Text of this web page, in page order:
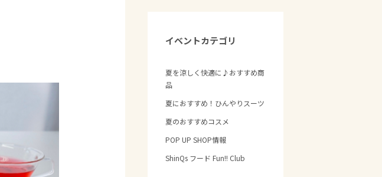
イベントカテゴリ
夏を涼しく快適に♪おすすめ商
品
夏におすすめ！ひんやりスーツ
夏のおすすめコスメ
POP UP SHOP情報
ShinQs フード Fun!! Club